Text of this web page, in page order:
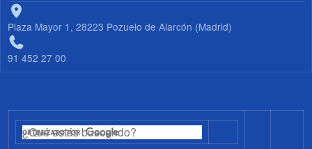
Plaza Mayor 1, 28223 Pozuelo de Alarcón (Madrid)
91 452 27 00